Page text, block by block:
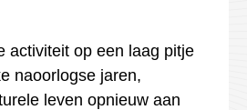
activiteit op een laag pitje
naoorlogse jaren,
leven opnieuw aan